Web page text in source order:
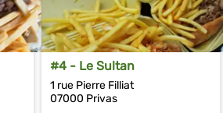
#4 - Le Sultan
1 rue Pierre Filliat
07000 Privas